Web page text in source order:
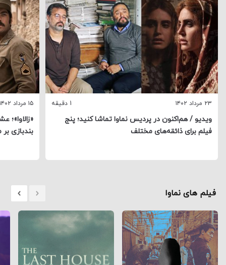
۲۳ مرداد ۱۴۰۲ 1 دقیقه
ویدیو / هم‌اکنون در پردیس نماوا تماشا کنید؛ پنج
فیلم برای ذائقه‌های مختلف
۱۵ مرداد ۱۴۰۲
بندبازی
فیلم های نماوا